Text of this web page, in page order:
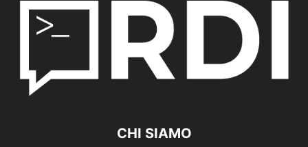
CHI SIAMO